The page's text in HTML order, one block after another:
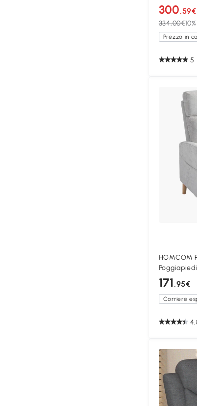
300,59€
334,00€
Prezzo in
5
HOMCOM
171 ,95€
Corriere